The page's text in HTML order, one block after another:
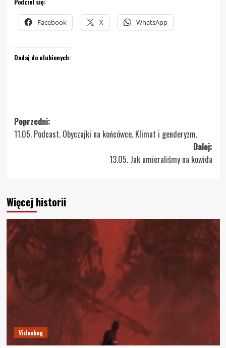
Podziel się:
Facebook X WhatsApp
Dodaj do ulubionych:
Zobacz
wpisy
Poprzedni:
11.05. Podcast. Obyczajki na końcówce. Klimat i genderyzm.
Dalej:
13.05. Jak umieraliśmy na kowida
Więcej historii
Videobog